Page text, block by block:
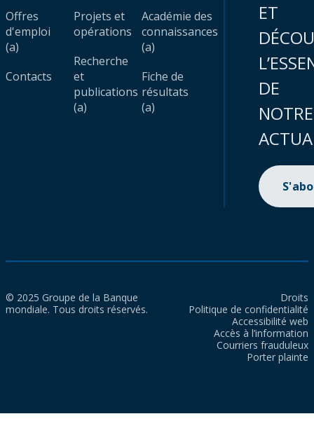
Offres
d'emploi
(a)
Contacts
Projets et
opérations
Recherche
et
publications
(a)
Académie des
connaissances
(a)
Fiche de
résultats
(a)
ET
DE
NOTRE
© 2025 Groupe de la Banque
mondiale. Tous droits réservés.
Droits
Politique de confidentialité
Accessibilité web
Accès à l’information
Courriers frauduleux
Porter plainte